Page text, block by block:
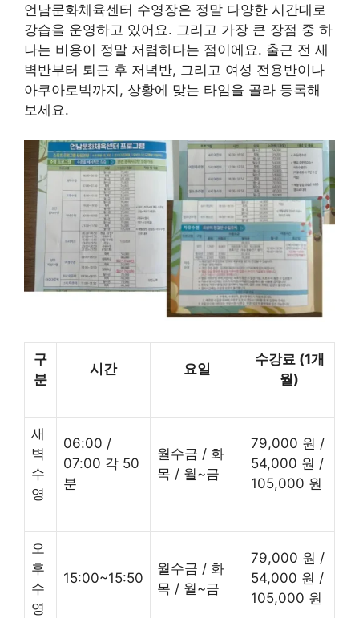
언남문화체육센터 수영장은 정말 다양한 시간대로
강습을 운영하고 있어요. 그리고 가장 큰 장점 중 하
나는 비용이 정말 저렴하다는 점이에요. 출근 전 새
벽반부터 퇴근 후 저녁반, 그리고 여성 전용반이나
아쿠아로빅까지, 상황에 맞는 타임을 골라 등록해
보세요.
구
분
시간 요일
수강료 (1개
월)
새
벽
수
영
06:00 /
07:00 각 50
분
월수금 / 화
목 / 월~금
79,000 원 /
54,000 원 /
105,000 원
오
후
수
영
15:00~15:50
월수금 / 화
목 / 월~금
79,000 원 /
54,000 원 /
105,000 원